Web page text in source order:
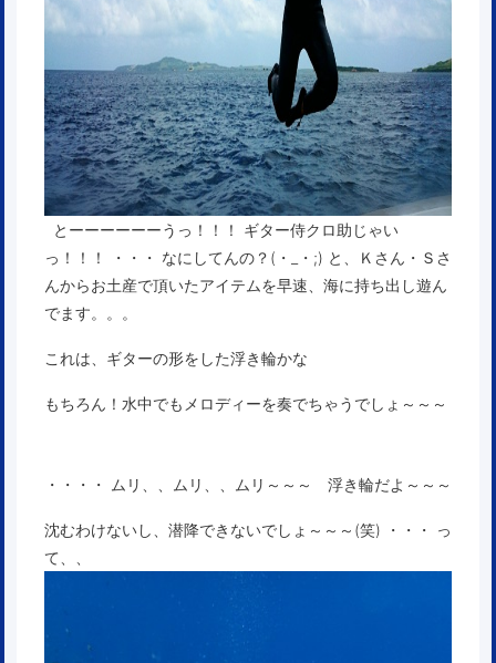
とーーーーーーうっ！！！ ギター侍クロ助じゃい
っ！！！ ・・・ なにしてんの？(・_・;) と、Ｋさん・Ｓさ
んからお土産で頂いたアイテムを早速、海に持ち出し遊ん
でます。。。
これは、ギターの形をした浮き輪かな
もちろん！水中でもメロディーを奏でちゃうでしょ～～～
・・・・ ムリ、、ムリ、、ムリ～～～ 浮き輪だよ～～～
沈むわけないし、潜降できないでしょ～～～(笑) ・・・ っ
て、、